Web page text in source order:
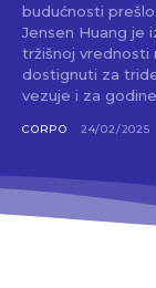
budućnosti
Jensen Huang je
tržišnoj vrednosti
dostignuti za
vezuje i za
CORPO 24/02/2025